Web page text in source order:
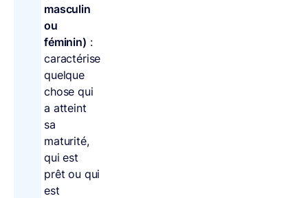
masculin
ou
féminin) :
caractérise
quelque
chose qui
a atteint
sa
maturité,
qui est
prêt ou qui
est